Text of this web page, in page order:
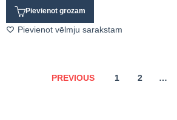
Pievienot grozam
Pievienot vēlmju sarakstam
PREVIOUS 1 2 …